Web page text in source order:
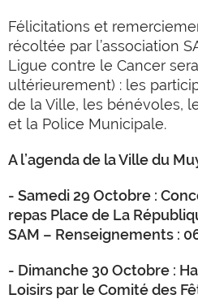
Félicitations et
récoltée par l’association
Ligue contre le Cancer
ultérieurement) : les
de la Ville, les bénévoles,
et la Police Municipale.
A l’agenda de la Ville du
- Samedi 29 Octobre :
repas Place de La
SAM – Renseignements :
- Dimanche 30 Octobre :
Loisirs par le Comité des